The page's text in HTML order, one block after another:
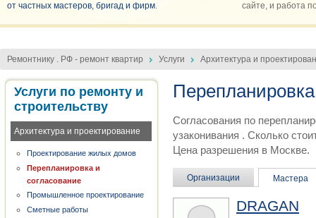
от частных мастеров, бригад и фирм.
сайте, и работа
Ремонтнику . РФ - ремонт квартир Услуги Архитектура и
Услуги по ремонту и
строительству
Архитектура и проектирование
Проектирование жилых домов
Перепланировка и
согласование
Промышленное проектирование
Сметные работы
Согласования по
узаконивания . Сколько
Цена разрешения в Москве.
Организации Мастера
DRAGAN